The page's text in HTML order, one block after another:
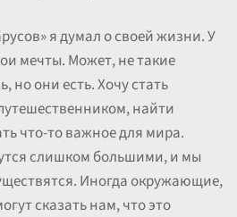
я думал о своей жизни. У
мечты. Может, не такие
но они есть. Хочу стать
найти
что-то важное для мира.
слишком большими, и мы
Иногда окружающие,
сказать нам, что это